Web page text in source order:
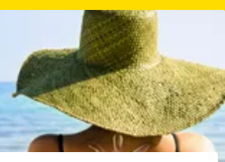
Gesicht: Sonnenallergie